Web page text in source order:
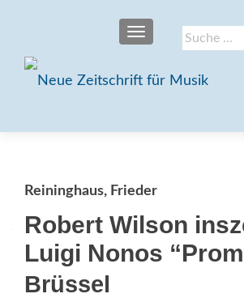
Suche
nach:
SCHALTE
Reininghaus, Frieder
Robert Wilson
Luigi Nonos
Brüssel